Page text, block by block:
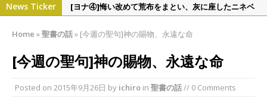
News Ticker
[ヨナ④]悔い改めて荒布をまとい、灰に座したニネベ
[偉人・有名人の聖書観①]学者シリーズ（人文・社会
系）
[ヨナ②] ヨナの時代について 〜地理〜
Home »聖書の話» [今週の聖句]神の賜物、永遠な命
[今週の聖句]神の賜物、永遠な命
Posted on 2015年9月26日 by ichiro in 聖書の話// 0 Comments